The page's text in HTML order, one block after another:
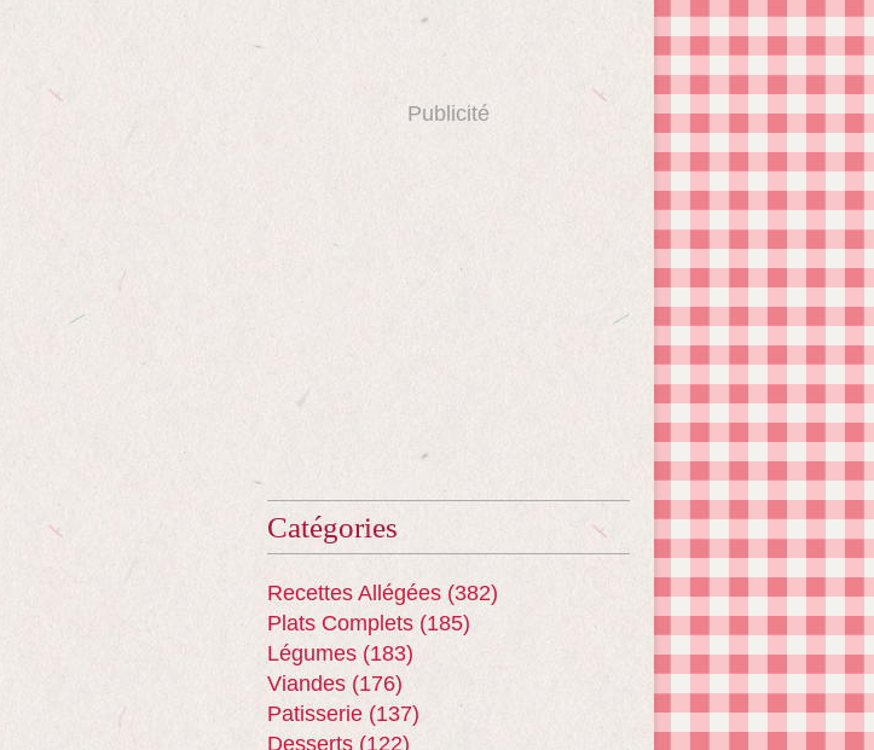
Publicité
Catégories
Recettes Allégées (382)
Plats Complets (185)
Légumes (183)
Viandes (176)
Patisserie (137)
Desserts (122)